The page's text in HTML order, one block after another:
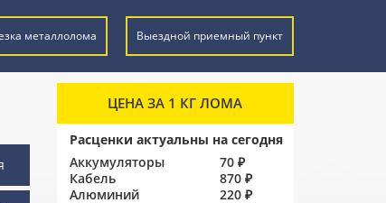
металлолома Выездной приемный пункт
ЦЕНА ЗА 1 КГ ЛОМА
Расценки актуальны на сегодня
Аккумуляторы
70 ₽
Кабель
870 ₽
Алюминий
220 ₽